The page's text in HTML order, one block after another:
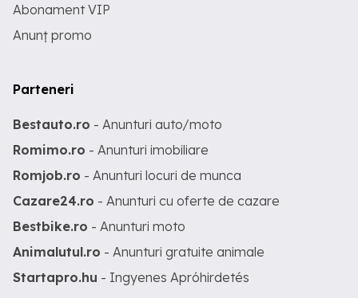
Abonament VIP
Anunț promo
Parteneri
Bestauto.ro - Anunturi auto/moto
Romimo.ro - Anunturi imobiliare
Romjob.ro - Anunturi locuri de munca
Cazare24.ro - Anunturi cu oferte de cazare
Bestbike.ro - Anunturi moto
Animalutul.ro - Anunturi gratuite animale
Startapro.hu - Ingyenes Apróhirdetés